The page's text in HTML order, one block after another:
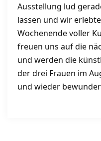
Ausstellung lud
lassen und wir
Wochenende voller
freuen uns auf die
und werden die
der drei Frauen im
und wieder